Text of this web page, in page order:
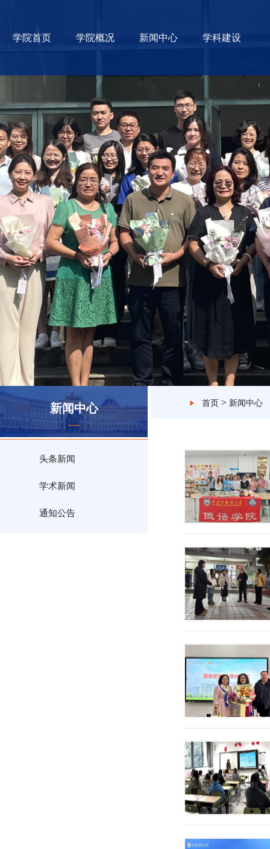
学院首页 学院概况 新闻中心 学科建设
新闻中心
头条新闻
学术新闻
通知公告
首页 > 新闻中心